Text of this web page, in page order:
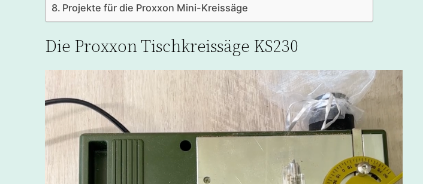
Projekte für die Proxxon Mini-Kreissäge
Die Proxxon Tischkreissäge KS230